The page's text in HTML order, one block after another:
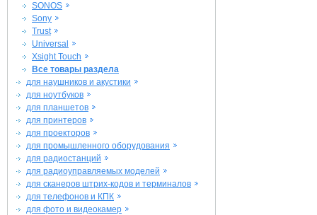
SONOS
Sony
Trust
Universal
Xsight Touch
Все товары раздела
для наушников и акустики
для ноутбуков
для планшетов
для принтеров
для проекторов
для промышленного оборудования
для радиостанций
для радиоуправляемых моделей
для сканеров штрих-кодов и терминалов
для телефонов и КПК
для фото и видеокамер